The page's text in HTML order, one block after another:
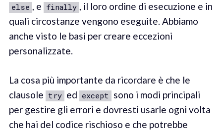
else , e finally , il loro ordine di esecuzione e in
quali circostanze vengono eseguite. Abbiamo
anche visto le basi per creare eccezioni
personalizzate.
La cosa più importante da ricordare è che le
clausole try ed except sono i modi principali
per gestire gli errori e dovresti usarle ogni volta
che hai del codice rischioso e che potrebbe